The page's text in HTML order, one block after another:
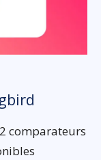
comparateurs